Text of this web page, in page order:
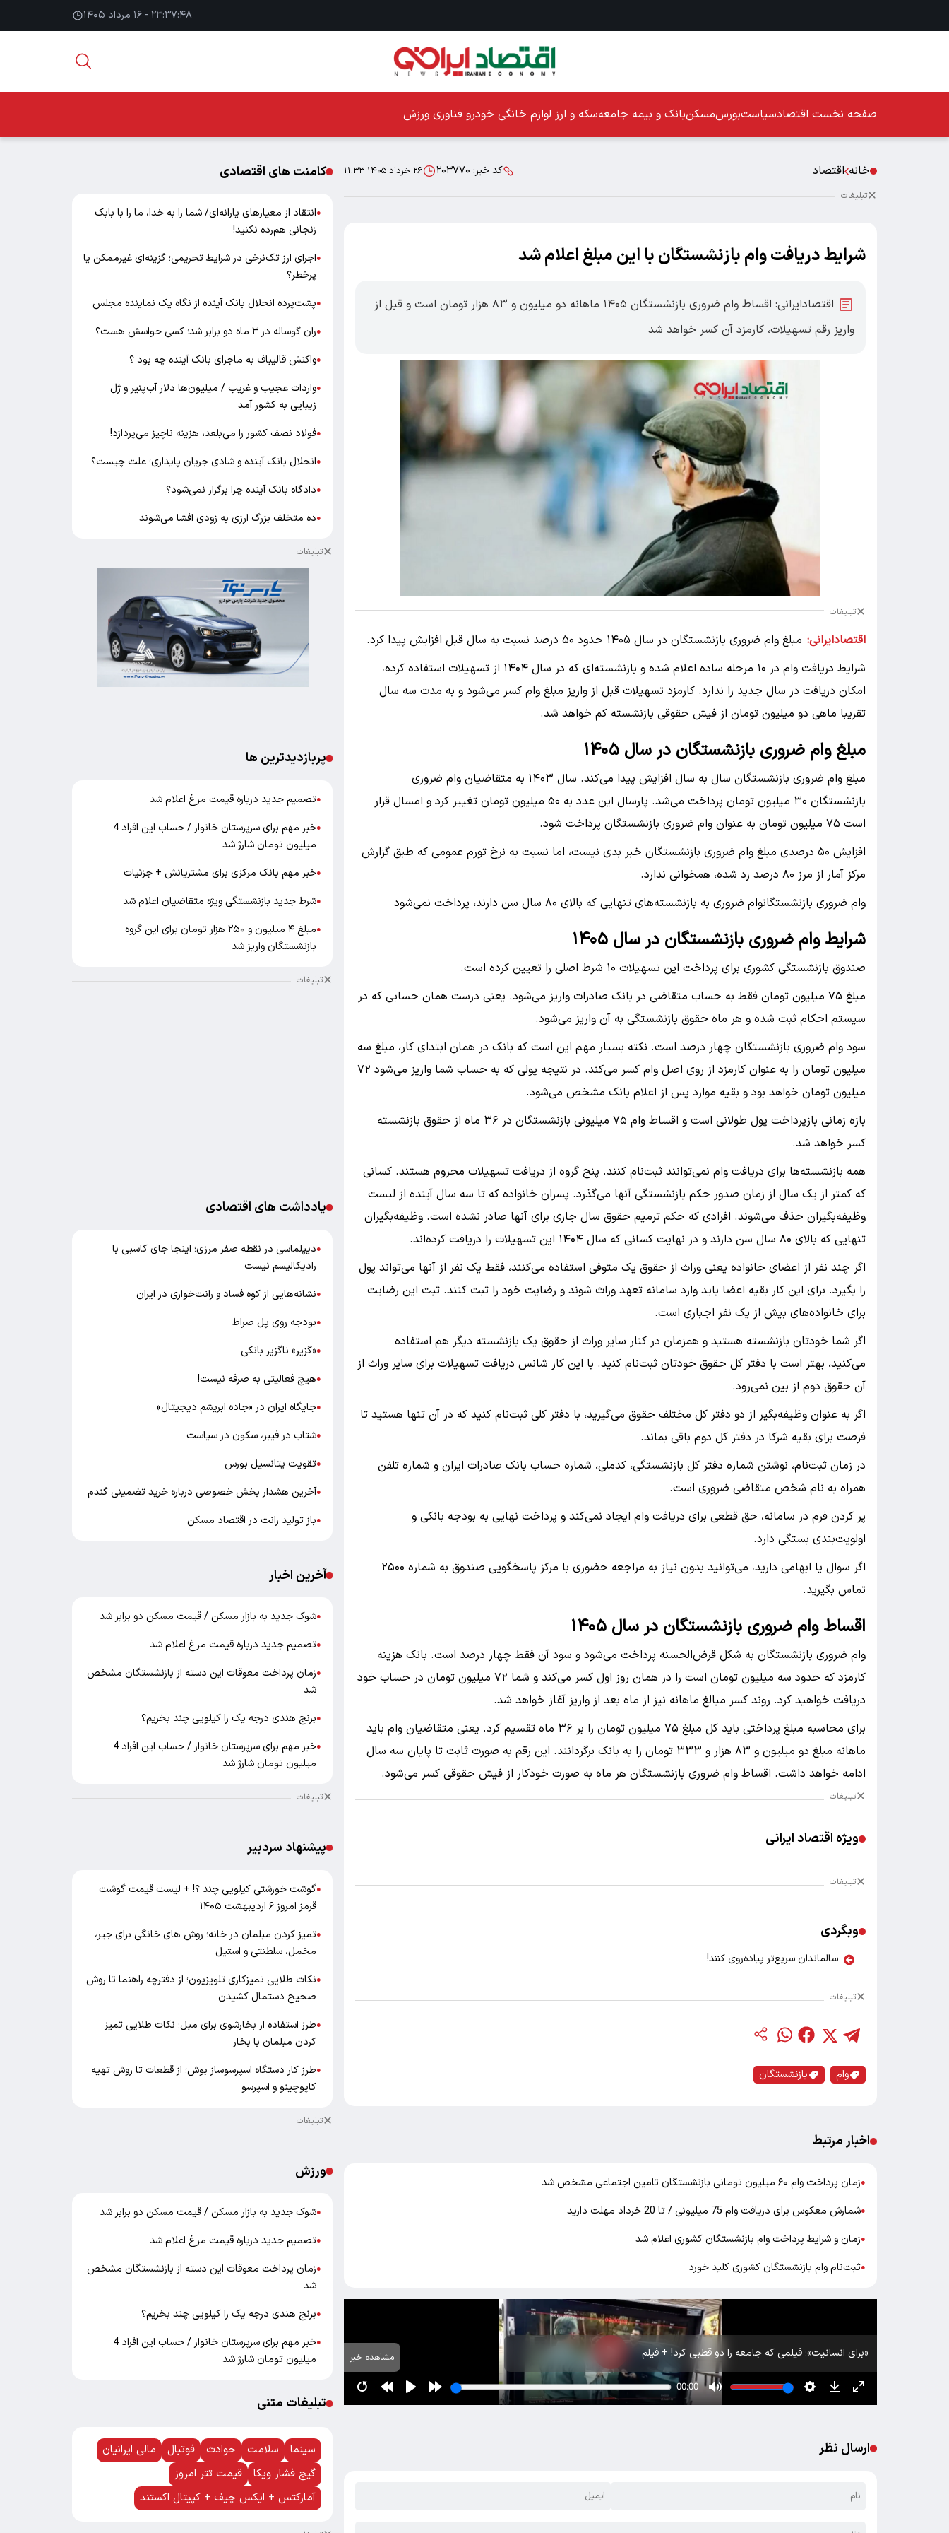
۲۳:۳۷:۴۹ - ۱۶ مرداد ۱۴۰۵
صفحه نخست اقتصادسیاستبورسمسکنبانک و بیمه جامعهسکه و ارز لوازم خانگی خودرو فناوری ورزش
خانه اقتصاد کد خبر: ۲۰۳۷۷۰ ۲۶ خرداد ۱۴۰۵ ۱۱:۳۳
تبلیغات
شرایط دریافت وام بازنشستگان با این مبلغ اعلام شد
اقتصادایرانی: اقساط وام ضروری بازنشستگان ۱۴۰۵ ماهانه دو میلیون و ۸۳ هزار تومان است و قبل از
واریز رقم تسهیلات، کارمزد آن کسر خواهد شد
تبلیغات
اقتصادایرانی: مبلغ وام ضروری بازنشستگان در سال ۱۴۰۵ حدود ۵۰ درصد نسبت به سال قبل افزایش پیدا کرد.
شرایط دریافت وام در ۱۰ مرحله ساده اعلام شده و بازنشسته‌ای که در سال ۱۴۰۴ از تسهیلات استفاده کرده،
امکان دریافت در سال جدید را ندارد. کارمزد تسهیلات قبل از واریز مبلغ وام کسر می‌شود و به مدت سه سال
تقریبا ماهی دو میلیون تومان از فیش حقوقی بازنشسته کم خواهد شد.
مبلغ وام ضروری بازنشستگان در سال ۱۴۰۵
مبلغ وام ضروری بازنشستگان سال به سال افزایش پیدا می‌کند. سال ۱۴۰۳ به متقاضیان وام ضروری
بازنشستگان ۳۰ میلیون تومان پرداخت می‌شد. پارسال این عدد به ۵۰ میلیون تومان تغییر کرد و امسال قرار
است ۷۵ میلیون تومان به عنوان وام ضروری بازنشستگان پرداخت شود.
افزایش ۵۰ درصدی مبلغ وام ضروری بازنشستگان خبر بدی نیست، اما نسبت به نرخ تورم عمومی که طبق گزارش
مرکز آمار از مرز ۸۰ درصد رد شده، همخوانی ندارد.
وام ضروری بازنشستگانوام ضروری به بازنشسته‌های تنهایی که بالای ۸۰ سال سن دارند، پرداخت نمی‌شود
شرایط وام ضروری بازنشستگان در سال ۱۴۰۵
صندوق بازنشستگی کشوری برای پرداخت این تسهیلات ۱۰ شرط اصلی را تعیین کرده است.
مبلغ ۷۵ میلیون تومان فقط به حساب متقاضی در بانک صادرات واریز می‌شود. یعنی درست همان حسابی که در
سیستم احکام ثبت شده و هر ماه حقوق بازنشستگی به آن واریز می‌شود.
سود وام ضروری بازنشستگان چهار درصد است. نکته بسیار مهم این است که بانک در همان ابتدای کار، مبلغ سه
میلیون تومان را به عنوان کارمزد از روی اصل وام کسر می‌کند. در نتیجه پولی که به حساب شما واریز می‌شود ۷۲
میلیون تومان خواهد بود و بقیه موارد پس از اعلام بانک مشخص می‌شود.
بازه زمانی بازپرداخت پول طولانی است و اقساط وام ۷۵ میلیونی بازنشستگان در ۳۶ ماه از حقوق بازنشسته
کسر خواهد شد.
همه بازنشسته‌ها برای دریافت وام نمی‌توانند ثبت‌نام کنند. پنج گروه از دریافت تسهیلات محروم هستند. کسانی
که کمتر از یک سال از زمان صدور حکم بازنشستگی آنها می‌گذرد. پسران خانواده که تا سه سال آینده از لیست
وظیفه‌بگیران حذف می‌شوند. افرادی که حکم ترمیم حقوق سال جاری برای آنها صادر نشده است. وظیفه‌بگیران
تنهایی که بالای ۸۰ سال سن دارند و در نهایت کسانی که سال ۱۴۰۴ این تسهیلات را دریافت کرده‌اند.
اگر چند نفر از اعضای خانواده یعنی وراث از حقوق یک متوفی استفاده می‌کنند، فقط یک نفر از آنها می‌تواند پول
را بگیرد. برای این کار بقیه اعضا باید وارد سامانه تعهد وراث شوند و رضایت خود را ثبت کنند. ثبت این رضایت
برای خانواده‌های بیش از یک نفر اجباری است.
اگر شما خودتان بازنشسته هستید و همزمان در کنار سایر وراث از حقوق یک بازنشسته دیگر هم استفاده
می‌کنید، بهتر است با دفتر کل حقوق خودتان ثبت‌نام کنید. با این کار شانس دریافت تسهیلات برای سایر وراث از
آن حقوق دوم از بین نمی‌رود.
اگر به عنوان وظیفه‌بگیر از دو دفتر کل مختلف حقوق می‌گیرید، با دفتر کلی ثبت‌نام کنید که در آن تنها هستید تا
فرصت برای بقیه شرکا در دفتر کل دوم باقی بماند.
در زمان ثبت‌نام، نوشتن شماره دفتر کل بازنشستگی، کدملی، شماره حساب بانک صادرات ایران و شماره تلفن
همراه به نام شخص متقاضی ضروری است.
پر کردن فرم در سامانه، حق قطعی برای دریافت وام ایجاد نمی‌کند و پرداخت نهایی به بودجه بانکی و
اولویت‌بندی بستگی دارد.
اگر سوال یا ابهامی دارید، می‌توانید بدون نیاز به مراجعه حضوری با مرکز پاسخگویی صندوق به شماره ۲۵۰۰
تماس بگیرید.
اقساط وام ضروری بازنشستگان در سال ۱۴۰۵
وام ضروری بازنشستگان به شکل قرض‌الحسنه پرداخت می‌شود و سود آن فقط چهار درصد است. بانک هزینه
کارمزد که حدود سه میلیون تومان است را در همان روز اول کسر می‌کند و شما ۷۲ میلیون تومان در حساب خود
دریافت خواهید کرد. روند کسر مبالغ ماهانه نیز از ماه بعد از واریز آغاز خواهد شد.
برای محاسبه مبلغ پرداختی باید کل مبلغ ۷۵ میلیون تومان را بر ۳۶ ماه تقسیم کرد. یعنی متقاضیان وام باید
ماهانه مبلغ دو میلیون و ۸۳ هزار و ۳۳۳ تومان را به بانک برگردانند. این رقم به صورت ثابت تا پایان سه سال
ادامه خواهد داشت. اقساط وام ضروری بازنشستگان هر ماه به صورت خودکار از فیش حقوقی کسر می‌شود.
تبلیغات
ویژه اقتصاد ایرانی
تبلیغات
وبگردی
سالماندان سریع‌تر پیاده‌روی کنند!
تبلیغات
وام بازنشستگان
اخبار مرتبط
●زمان پرداخت وام ۶۰ میلیون تومانی بازنشستگان تامین اجتماعی مشخص شد
●شمارش معکوس برای دریافت وام 75 میلیونی / تا 20 خرداد مهلت دارید
●زمان و شرایط پرداخت وام بازنشستگان کشوری اعلام شد
●ثبت‌نام وام بازنشستگان کشوری کلید خورد
«برای انسانیت»؛ فیلمی که جامعه را دو قطبی کرد! + فیلم مشاهده خبر
ارسال نظر
کامنت های اقتصادی
●انتقاد از معیارهای یارانه‌ای/ شما را به خدا، ما را با بابک
زنجانی هم‌رده نکنید!
●اجرای ارز تک‌نرخی در شرایط تحریمی؛ گزینه‌ای غیرممکن یا
پرخطر؟
●پشت‌پرده انحلال بانک آینده از نگاه یک نماینده مجلس
●ران گوساله در ۳ ماه دو برابر شد؛ کسی حواسش هست؟
●واکنش قالیباف به ماجرای بانک آینده چه بود ؟
●واردات عجیب و غریب / میلیون‌ها دلار آب‌پنیر و ژل
زیبایی به کشور آمد
●فولاد نصف کشور را می‌بلعد، هزینه ناچیز می‌پردازد!
●انحلال بانک آینده و شادی جریان پایداری؛ علت چیست؟
●دادگاه بانک آینده چرا برگزار نمی‌شود؟
●ده متخلف بزرگ ارزی به زودی افشا می‌شوند
تبلیغات
پربازدیدترین ها
●تصمیم جدید درباره قیمت مرغ اعلام شد
●
خبر مهم برای سرپرستان خانوار / حساب این افراد 4
میلیون تومان شارژ شد
●خبر مهم بانک مرکزی برای مشتریانش + جزئیات
●شرط جدید بازنشستگی ویژه متقاضیان اعلام شد
●
مبلغ ۴ میلیون و ۲۵۰ هزار تومان برای این گروه
بازنشستگان واریز شد
تبلیغات
یادداشت های اقتصادی
●دیپلماسی در نقطه صفر مرزی؛ اینجا جای کاسبی با
رادیکالیسم نیست
●نشانه‌هایی از کوه فساد و رانت‌خواری در ایران
●بودجه روی پل صراط
●«گزیر» ناگزیر بانکی
●هیچ فعالیتی به صرفه نیست!
●جایگاه ایران در «جاده ابریشم دیجیتال»
●شتاب در فیبر، سکون در سیاست
●تقویت پتانسیل بورس
●آخرین هشدار بخش خصوصی درباره خرید تضمینی گندم
●باز تولید رانت در اقتصاد مسکن
آخرین اخبار
●شوک جدید به بازار مسکن / قیمت مسکن دو برابر شد
●تصمیم جدید درباره قیمت مرغ اعلام شد
●زمان پرداخت معوقات این دسته از بازنشستگان مشخص
شد
●برنج هندی درجه یک را کیلویی چند بخریم؟
●
خبر مهم برای سرپرستان خانوار / حساب این افراد 4
میلیون تومان شارژ شد
تبلیغات
پیشنهاد سردبیر
●گوشت خورشتی کیلویی چند ؟! + لیست قیمت گوشت
قرمز امروز ۶ اردیبهشت ۱۴۰۵
●تمیز کردن مبلمان در خانه؛ روش های خانگی برای جیر،
مخمل، سلطنتی و استیل
●نکات طلایی تمیزکاری تلویزیون؛ از دفترچه راهنما تا روش
صحیح دستمال کشیدن
●طرز استفاده از بخارشوی برای مبل؛ نکات طلایی تمیز
کردن مبلمان با بخار
●طرز کار دستگاه اسپرسوساز بوش؛ از قطعات تا روش تهیه
کاپوچینو و اسپرسو
تبلیغات
ورزش
●شوک جدید به بازار مسکن / قیمت مسکن دو برابر شد
●تصمیم جدید درباره قیمت مرغ اعلام شد
●زمان پرداخت معوقات این دسته از بازنشستگان مشخص
شد
●برنج هندی درجه یک را کیلویی چند بخریم؟
●
خبر مهم برای سرپرستان خانوار / حساب این افراد 4
میلیون تومان شارژ شد
تبلیغات متنی
سینما سلامت حوادث فوتبال
مالی ایرانیان
گیج فشار ویکا
قیمت تتر امروز
آمارکتس + ایکس چیف + کپیتال اکستند